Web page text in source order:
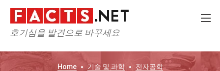
호기심을 발견으로 바꾸세요
Home 기술 및 과학 전자공학